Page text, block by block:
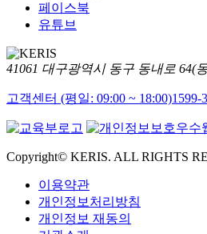
페이스북
유튜브
41061 대구광역시 동구 동내로 64(
고객센터 (평일: 09:00 ~ 18:00)1599-
Copyright© KERIS. ALL RIGHTS
이용약관
개인정보처리방침
개인정보 재동의